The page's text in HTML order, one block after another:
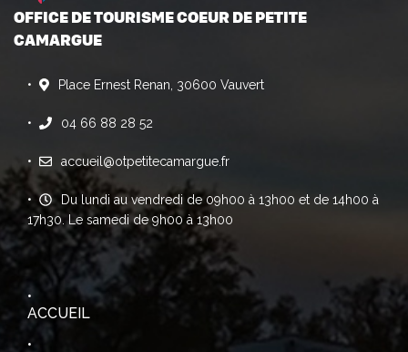
OFFICE DE TOURISME COEUR DE PETITE
CAMARGUE
Place Ernest Renan, 30600 Vauvert
04 66 88 28 52
accueil@otpetitecamargue.fr
Du lundi au vendredi de 09h00 à 13h00 et de 14h00 à
17h30. Le samedi de 9h00 à 13h00
ACCUEIL